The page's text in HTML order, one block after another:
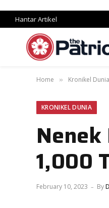
Hantar Artikel
Home » Kronikel Dunia
KRONIKEL DUNIA
1,000
February 10, 2023 By